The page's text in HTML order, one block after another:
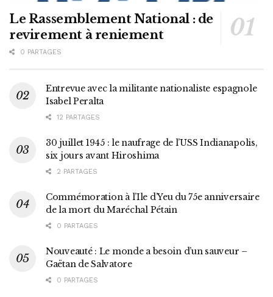
Le Rassemblement National : de
revirement à reniement
0 PARTAGES
Entrevue avec la militante nationaliste espagnole
Isabel Peralta
12 PARTAGES
30 juillet 1945 : le naufrage de l’USS Indianapolis,
six jours avant Hiroshima
2 PARTAGES
Commémoration à l’Ile d’Yeu du 75e anniversaire
de la mort du Maréchal Pétain
0 PARTAGES
Nouveauté : Le monde a besoin d’un sauveur –
Gaëtan de Salvatore
0 PARTAGES